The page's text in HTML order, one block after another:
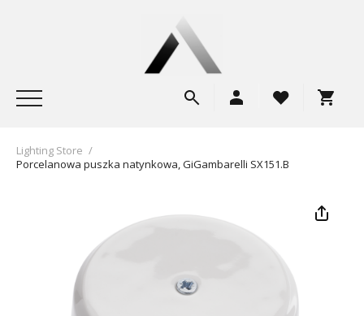
Lighting Store /
Porcelanowa puszka natynkowa, GiGambarelli SX151.B